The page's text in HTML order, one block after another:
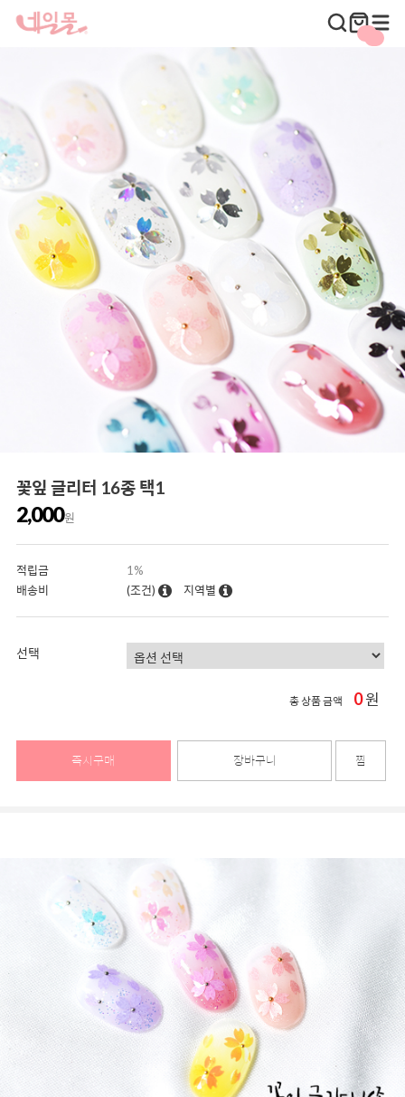
꽃잎 글리터 16종 택1
2,000원
적립금
1%
배송비
(조건) 지역별
선택
총 상품 금액 0원
즉시구매 장바구니 찜